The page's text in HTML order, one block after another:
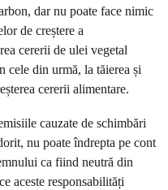
dar nu poate face nimic
de creștere a
cererii de ulei vegetal
cele din urmă, la tăierea și
cererii alimentare.
cauzate de schimbări
nu poate îndrepta pe cont
ca fiind neutră din
aceste responsabilități